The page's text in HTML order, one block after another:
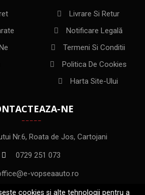
Livrare Si Retur
Notificare Legală
Termeni Si Conditii
Politica De Cookies
Harta Site-Ului
NE
Nr.6, Roata de Jos, Cartojani
0729 251 073
vopseaauto.ro
cookies si alte tehnologii pentru a